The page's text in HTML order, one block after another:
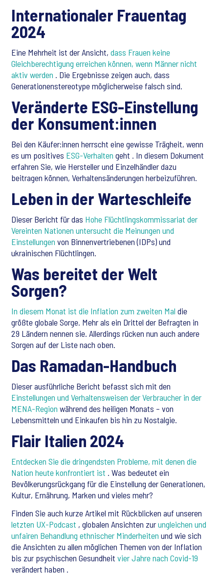
Internationaler Frauentag
2024
Eine Mehrheit ist der Ansicht, dass Frauen keine
Gleichberechtigung erreichen können, wenn Männer nicht
aktiv werden . Die Ergebnisse zeigen auch, dass
Generationenstereotype möglicherweise falsch sind.
Veränderte ESG-Einstellung
der Konsument:innen
Bei den Käufer:innen herrscht eine gewisse Trägheit, wenn
es um positives ESG-Verhalten geht . In diesem Dokument
erfahren Sie, wie Hersteller und Einzelhändler dazu
beitragen können, Verhaltensänderungen herbeizuführen.
Leben in der Warteschleife
Dieser Bericht für das Hohe Flüchtlingskommissariat der
Vereinten Nationen untersucht die Meinungen und
Einstellungen von Binnenvertriebenen (IDPs) und
ukrainischen Flüchtlingen.
Was bereitet der Welt
Sorgen?
In diesem Monat ist die Inflation zum zweiten Mal die
größte globale Sorge. Mehr als ein Drittel der Befragten in
29 Ländern nennen sie. Allerdings rücken nun auch andere
Sorgen auf der Liste nach oben.
Das Ramadan-Handbuch
Dieser ausführliche Bericht befasst sich mit den
Einstellungen und Verhaltensweisen der Verbraucher in der
MENA-Region während des heiligen Monats – von
Lebensmitteln und Einkaufen bis hin zu Nostalgie.
Flair Italien 2024
Entdecken Sie die dringendsten Probleme, mit denen die
Nation heute konfrontiert ist . Was bedeutet ein
Bevölkerungsrückgang für die Einstellung der Generationen,
Kultur, Ernährung, Marken und vieles mehr?
Finden Sie auch kurze Artikel mit Rückblicken auf unseren
letzten UX-Podcast , globalen Ansichten zurungleichen und
unfairen Behandlung ethnischer Minderheiten und wie sich
die Ansichten zu allen möglichen Themen von der Inflation
bis zur psychischen Gesundheit vier Jahre nach Covid-19
verändert haben .